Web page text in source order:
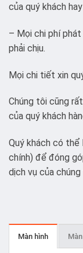
của quý khách
– Mọi chi phí phát
phải chịu.
Mọi chi tiết xin
Chúng tôi cũng
của quý khách
Quý khách có thể
chính) để đóng
dịch vụ của
Màn hình